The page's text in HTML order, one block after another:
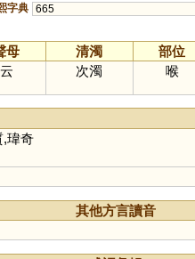
字典 665
母 清濁 部位
云
次濁 喉
,瑋奇
其他方言讀音